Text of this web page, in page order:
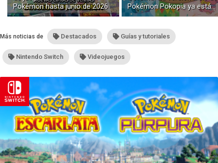
Pokémon hasta junio de 2026
Pokémon Pokopia ya está
disponible con buceo y
Más noticias de Destacados Guías y tutoriales
Nintendo Switch Videojuegos